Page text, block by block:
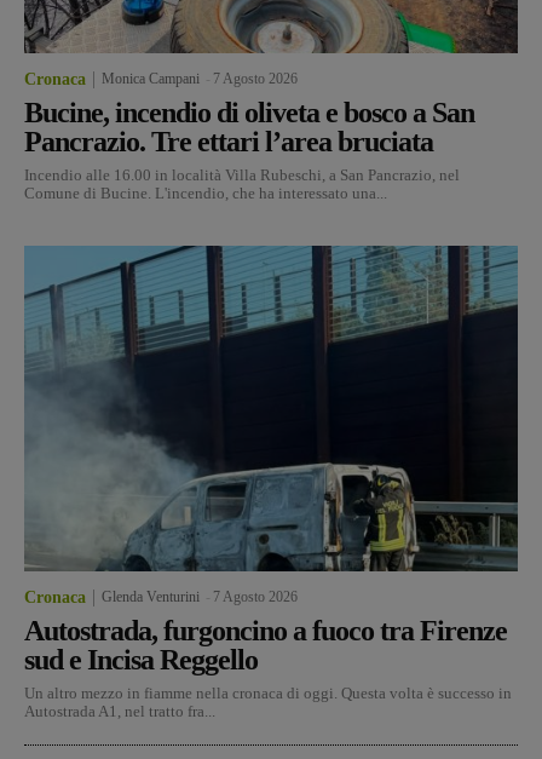
Cronaca Monica Campani 7 Agosto 2026
Bucine, incendio di oliveta e bosco a San
Pancrazio. Tre ettari l’area bruciata
Incendio alle 16.00 in località Villa Rubeschi, a San Pancrazio, nel
Comune di Bucine. L'incendio, che ha interessato una...
Cronaca Glenda Venturini 7 Agosto 2026
Autostrada, furgoncino a fuoco tra Firenze
sud e Incisa Reggello
Un altro mezzo in fiamme nella cronaca di oggi. Questa volta è successo in
Autostrada A1, nel tratto fra...